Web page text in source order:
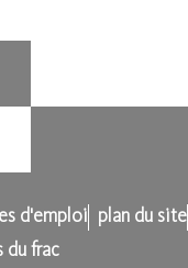
d'emploi
plan du site
du frac